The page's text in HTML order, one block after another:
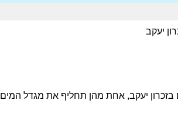
יעקב
יעקב, אחת מהן תחליף את מגדל המים